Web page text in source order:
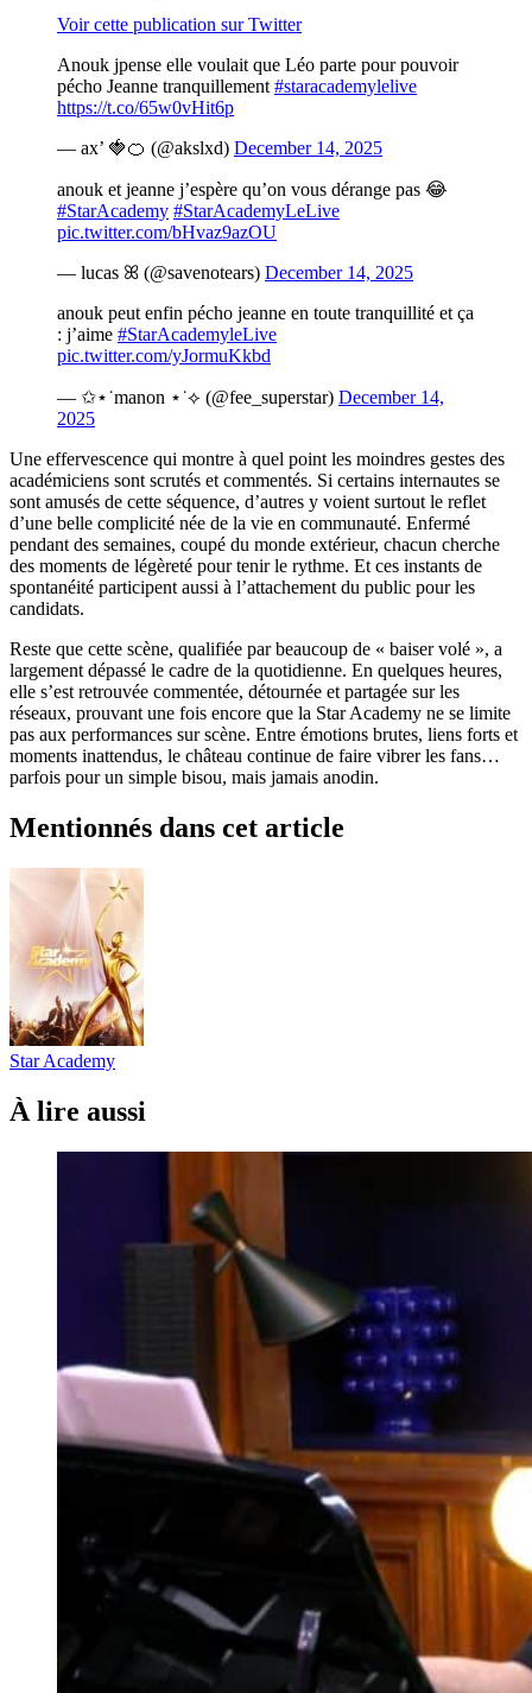
Voir cette publication sur Twitter
Anouk jpense elle voulait que Léo parte pour pouvoir
pécho Jeanne tranquillement #staracademylelive
https://t.co/65w0vHit6p
— ax’ 🍓🍊 (@akslxd) December 14, 2025
anouk et jeanne j’espère qu’on vous dérange pas 😂
#StarAcademy #StarAcademyLeLive
pic.twitter.com/bHvaz9azOU
— lucas ꕤ (@savenotears) December 14, 2025
anouk peut enfin pécho jeanne en toute tranquillité et ça
: j’aime #StarAcademyleLive
pic.twitter.com/yJormuKkbd
— ✩⋆˙manon ⋆˙⟡ (@fee_superstar) December 14,
2025
Une effervescence qui montre à quel point les moindres gestes des
académiciens sont scrutés et commentés. Si certains internautes se
sont amusés de cette séquence, d’autres y voient surtout le reflet
d’une belle complicité née de la vie en communauté. Enfermé
pendant des semaines, coupé du monde extérieur, chacun cherche
des moments de légèreté pour tenir le rythme. Et ces instants de
spontanéité participent aussi à l’attachement du public pour les
candidats.
Reste que cette scène, qualifiée par beaucoup de « baiser volé », a
largement dépassé le cadre de la quotidienne. En quelques heures,
elle s’est retrouvée commentée, détournée et partagée sur les
réseaux, prouvant une fois encore que la Star Academy ne se limite
pas aux performances sur scène. Entre émotions brutes, liens forts et
moments inattendus, le château continue de faire vibrer les fans…
parfois pour un simple bisou, mais jamais anodin.
Mentionnés dans cet article
Star Academy
À lire aussi